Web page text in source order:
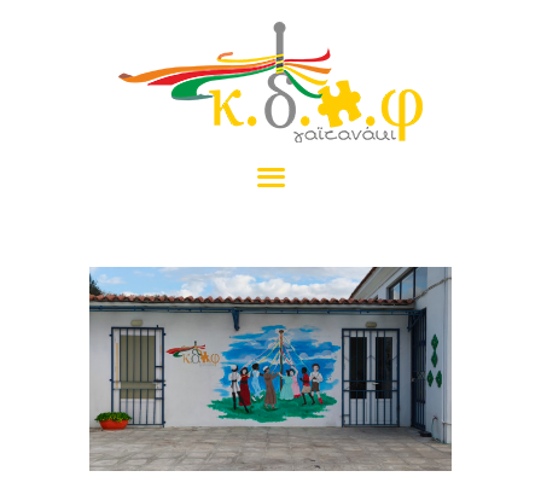
ΝΈΑ
ΠΡΑΜΑΤΈΛΙΑ
ΕΠΙΚΟΙΝΩΝΊΑ
ΔΩΡΕΆ